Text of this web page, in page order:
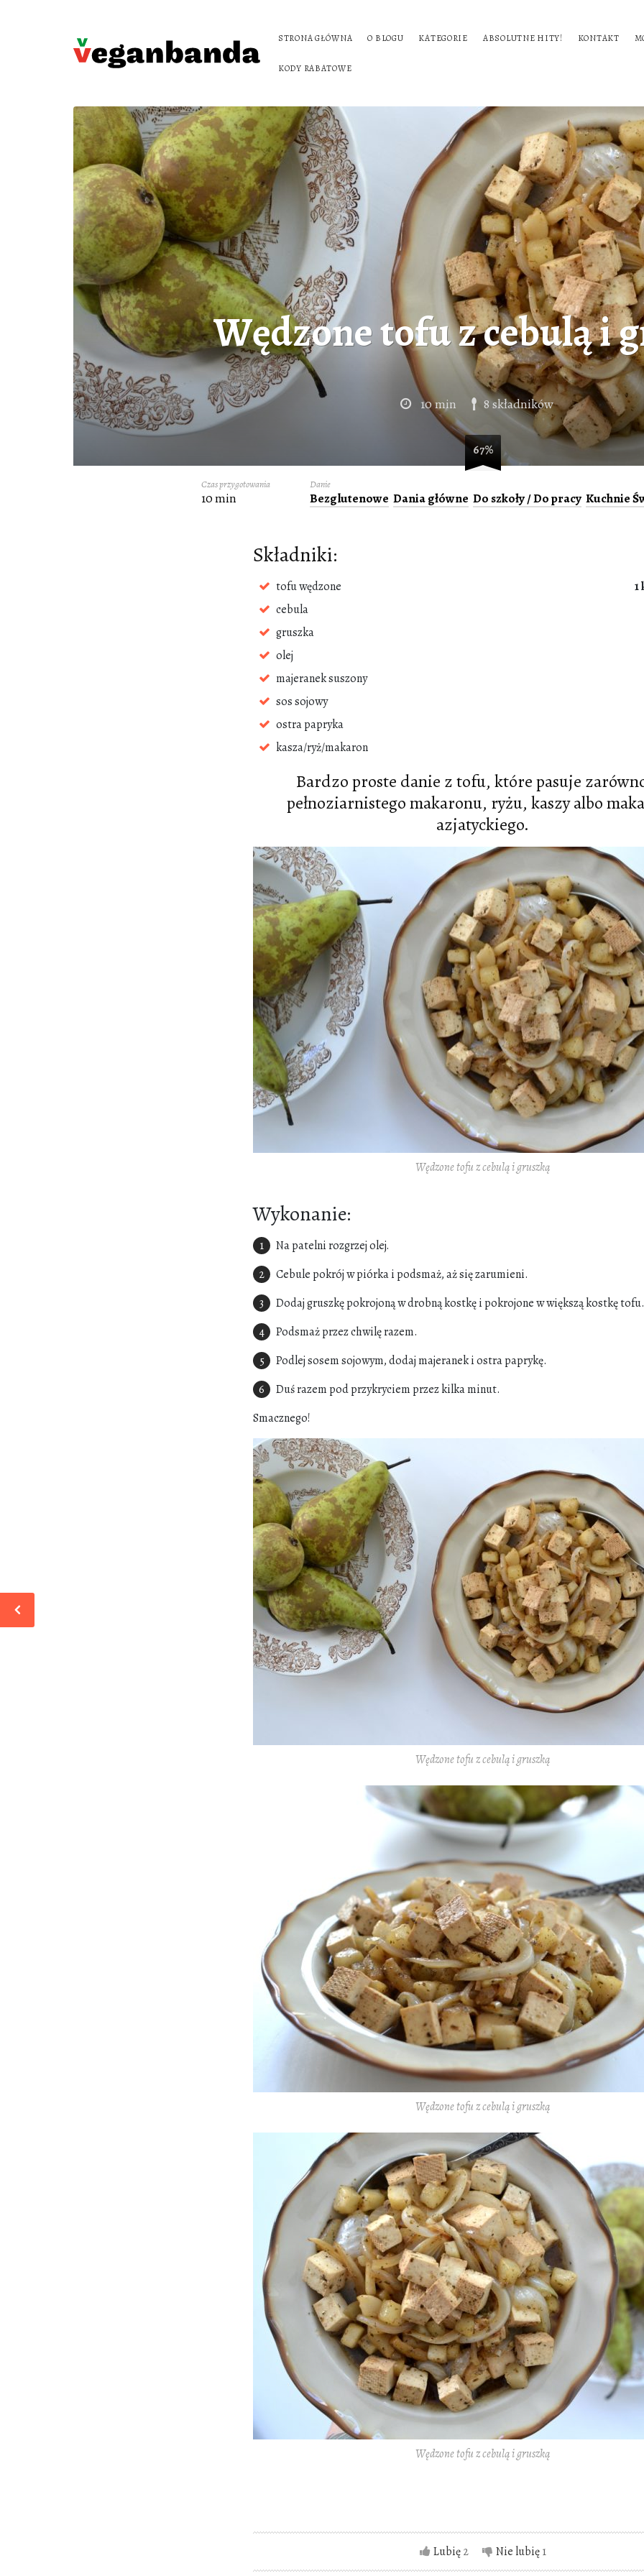
STRONA GŁÓWNA O BLOGU KATEGORIE ABSOLUTNE HITY! KONTAKT
KODY RABATOWE
Wędzone tofu z cebulą i
10 min 8 składników
67%
Czas przygotowania
10 min
Danie
Bezglutenowe Dania główne Do szkoły / Do pracy Kuchnie
Składniki:
tofu wędzone
1
cebula
gruszka
olej
majeranek suszony
sos sojowy
ostra papryka
kasza/ryż/makaron
Bardzo proste danie z tofu, które pasuje
pełnoziarnistego makaronu, ryżu, kaszy albo
azjatyckiego.
Wędzone tofu z cebulą i gruszką
Wykonanie:
Na patelni rozgrzej olej.
Cebule pokrój w piórka i podsmaż, aż się zarumieni.
Dodaj gruszkę pokrojoną w drobną kostkę i pokrojone w większą kostkę tofu.
Podsmaż przez chwilę razem.
Podlej sosem sojowym, dodaj majeranek i ostra paprykę.
Duś razem pod przykryciem przez kilka minut.
Smacznego!
Wędzone tofu z cebulą i gruszką
Wędzone tofu z cebulą i gruszką
Wędzone tofu z cebulą i gruszką
Lubię2 Nie lubię1